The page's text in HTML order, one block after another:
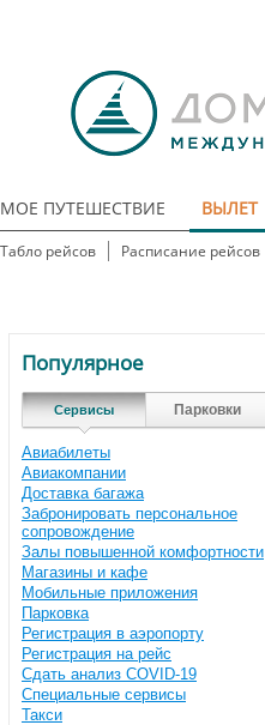
МОЕ ПУТЕШЕСТВИЕ ВЫЛЕТ
Табло рейсов Расписание рейсов
Популярное
Сервисы Парковки
Авиабилеты
Авиакомпании
Доставка багажа
Забронировать персональное
сопровождение
Залы повышенной комфортности
Магазины и кафе
Мобильные приложения
Парковка
Регистрация в аэропорту
Регистрация на рейс
Сдать анализ COVID-19
Специальные сервисы
Такси